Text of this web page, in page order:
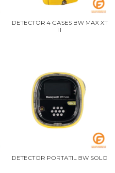
DETECTOR 4 GASES BW MAX XT
II
DETECTOR PORTATIL BW SOLO